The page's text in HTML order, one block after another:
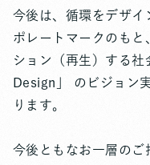
今後は、循環をデザイ
ポレートマークのもと
ション（再生）する
Design」 のビジョン
ります。
今後ともなお一層のご